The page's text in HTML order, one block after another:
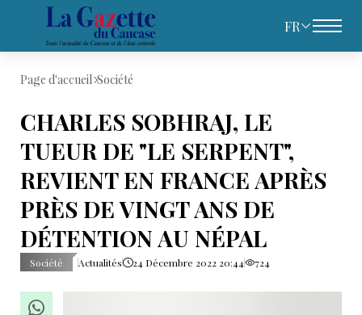
FR
Page d'accueil Société
CHARLES SOBHRAJ, LE
TUEUR DE "LE SERPENT",
REVIENT EN FRANCE APRÈS
PRÈS DE VINGT ANS DE
DÉTENTION AU NÉPAL
Société Actualités 24 Décembre 2022 20:44 724